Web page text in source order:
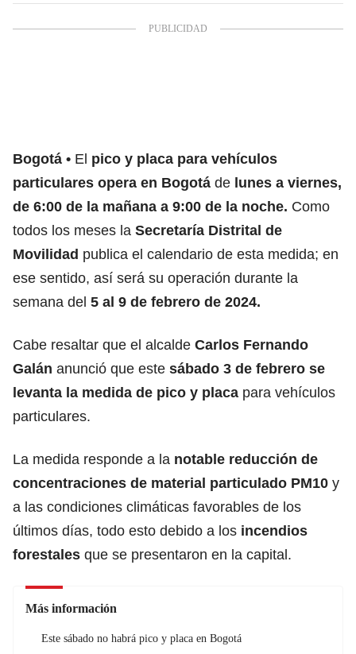
Bogotá El pico y placa para vehículos
particulares opera en Bogotá de lunes a viernes,
de 6:00 de la mañana a 9:00 de la noche. Como
todos los meses la Secretaría Distrital de
Movilidad publica el calendario de esta medida; en
ese sentido, así será su operación durante la
semana del 5 al 9 de febrero de 2024.
Cabe resaltar que el alcalde Carlos Fernando
Galán anunció que este sábado 3 de febrero se
levanta la medida de pico y placa para vehículos
particulares.
La medida responde a la notable reducción de
concentraciones de material particulado PM10 y
a las condiciones climáticas favorables de los
últimos días, todo esto debido a los incendios
forestales que se presentaron en la capital.
Más información
Este sábado no habrá pico y placa en Bogotá